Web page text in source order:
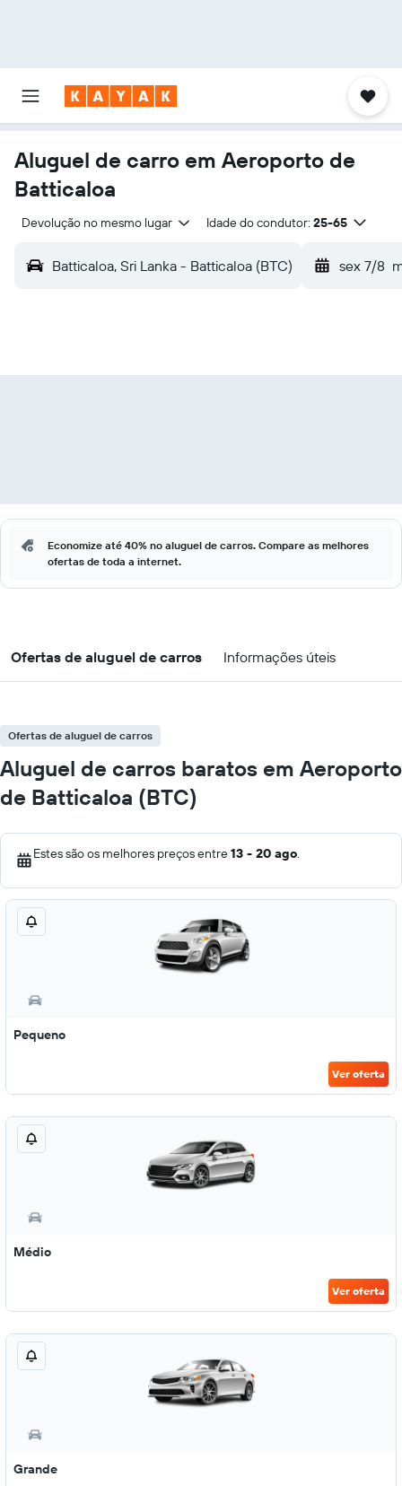
Aluguel de carro em Aeroporto de
Batticaloa
Devolução no mesmo lugar Idade do condutor: 25-65
Batticaloa, Sri Lanka - Batticaloa (BTC) sex 7/8
Economize até 40% no aluguel de carros. Compare as melhores
ofertas de toda a internet.
Ofertas de aluguel de carros Informações úteis
Ofertas de aluguel de carros
Aluguel de carros baratos em Aeroporto
de Batticaloa (BTC)
Estes são os melhores preços entre13 - 20 ago.
Pequeno
Ver oferta
Médio
Ver oferta
Grande